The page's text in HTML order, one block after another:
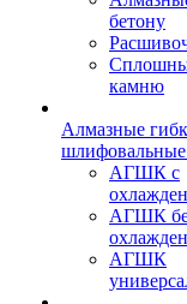
бетону
камню
Алмазные
шлифовальные
АГШК с
АГШК
АГШК